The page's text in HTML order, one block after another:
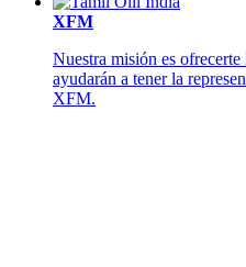
XFM
Nuestra misión es
ayudarán a tener la
XFM.